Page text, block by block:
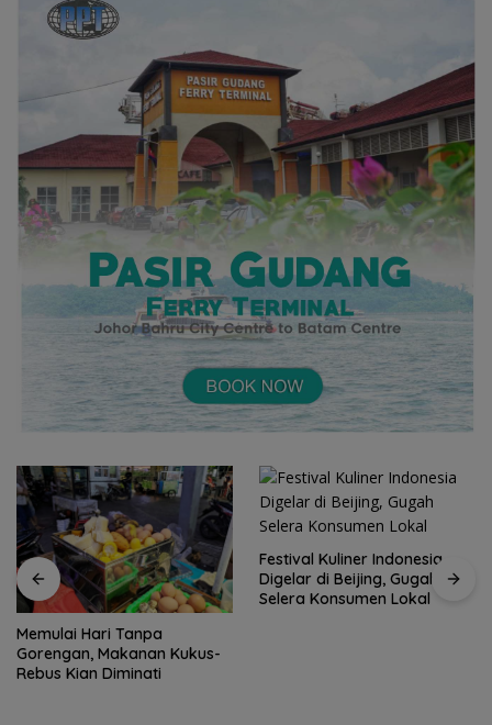
Memulai Hari Tanpa
Gorengan, Makanan Kukus-
Rebus Kian Diminati
Festival Kuliner Indonesia
Digelar di Beijing, Gugah
Selera Konsumen Lokal